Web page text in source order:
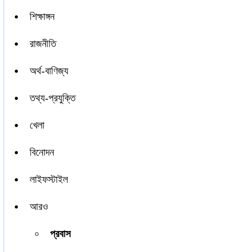
শিক্ষাঙ্গন
রাজনীতি
অর্থ-বাণিজ্য
তথ্য-প্রযুক্তি
খেলা
বিনোদন
লাইফস্টাইল
আরও
প্রবাস